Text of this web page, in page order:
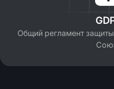
Общий регламент